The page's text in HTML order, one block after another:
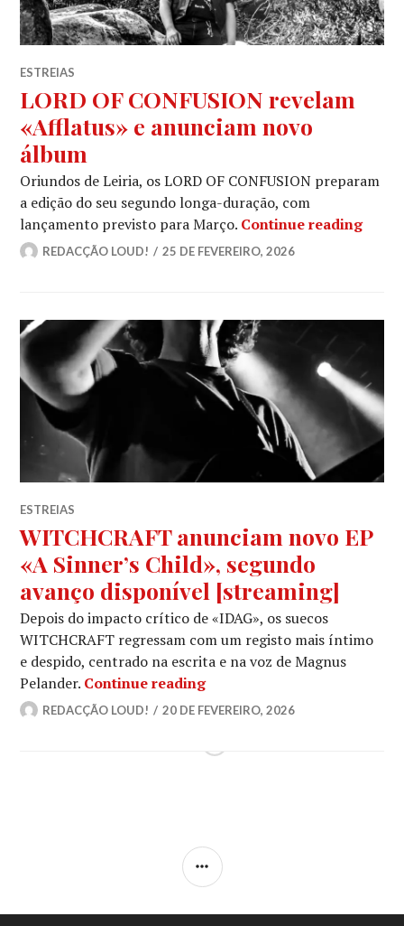
ESTREIAS
LORD OF CONFUSION revelam
«Afflatus» e anunciam novo
álbum
Oriundos de Leiria, os LORD OF CONFUSION preparam
a edição do seu segundo longa-duração, com
lançamento previsto para Março. Continue reading
REDACÇÃO LOUD! 25 DE FEVEREIRO, 2026
ESTREIAS
WITCHCRAFT anunciam novo EP
«A Sinner’s Child», segundo
avanço disponível [streaming]
Depois do impacto crítico de «IDAG», os suecos
WITCHCRAFT regressam com um registo mais íntimo
e despido, centrado na escrita e na voz de Magnus
Pelander. Continue readingWITCHCRAFT anunciam
REDACÇÃO LOUD! 20 DE FEVEREIRO, 2026
SIDEBAR